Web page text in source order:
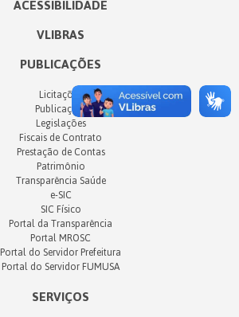
ACESSIBILIDADE
VLIBRAS
PUBLICAÇÕES
Licitações
Publicações
Legislações
Fiscais de Contrato
Prestação de Contas
Patrimônio
Transparência Saúde
e-SIC
SIC Físico
Portal da Transparência
Portal MROSC
Portal do Servidor Prefeitura
Portal do Servidor FUMUSA
SERVIÇOS